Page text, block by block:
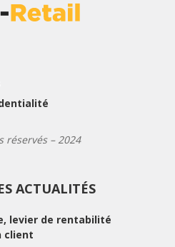
réservés – 2024
ACTUALITÉS
levier de rentabilité
client